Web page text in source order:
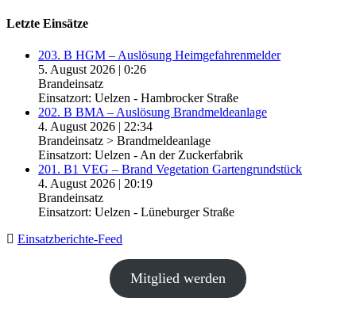
Letzte Einsätze
203. B HGM – Auslösung Heimgefahrenmelder
5. August 2026 | 0:26
Brandeinsatz
Einsatzort: Uelzen - Hambrocker Straße
202. B BMA – Auslösung Brandmeldeanlage
4. August 2026 | 22:34
Brandeinsatz > Brandmeldeanlage
Einsatzort: Uelzen - An der Zuckerfabrik
201. B1 VEG – Brand Vegetation Gartengrundstück
4. August 2026 | 20:19
Brandeinsatz
Einsatzort: Uelzen - Lüneburger Straße
Einsatzberichte-Feed
Mitglied werden